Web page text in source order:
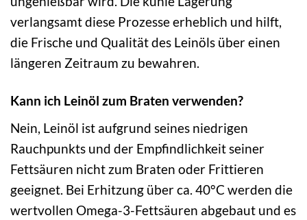
verlangsamt diese Prozesse erheblich und hilft,
die Frische und Qualität des Leinöls über einen
längeren Zeitraum zu bewahren.
Kann ich Leinöl zum Braten verwenden?
Nein, Leinöl ist aufgrund seines niedrigen
Rauchpunkts und der Empfindlichkeit seiner
Fettsäuren nicht zum Braten oder Frittieren
geeignet. Bei Erhitzung über ca. 40°C werden die
wertvollen Omega-3-Fettsäuren abgebaut und es